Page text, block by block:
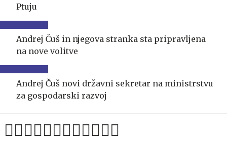
Ptuju
Andrej Čuš in njegova stranka sta pripravljena
na nove volitve
Andrej Čuš novi državni sekretar na ministrstvu
za gospodarski razvoj